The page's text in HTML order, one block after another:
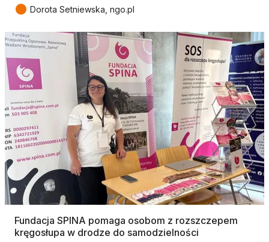
● Dorota Setniewska, ngo.pl
Fundacja SPINA pomaga osobom z rozszczepem
kręgosłupa w drodze do samodzielności